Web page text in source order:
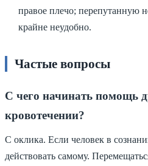
правое плечо; перепутанную
крайне неудобно.
Частые вопросы
С чего начинать помощь
кровотечении?
С оклика. Если человек в
действовать самому.